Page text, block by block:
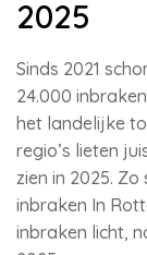
2025
Sinds 2021
24.000
het landelijke
regio’s lieten
zien in 2025.
inbraken In
inbraken licht,